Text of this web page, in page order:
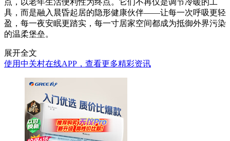
点，以老年生活便利性为终点。它们不再仅是调节冷暖的工
具，而是融入晨昏起居的隐形健康伙伴——让每一次呼吸更轻
盈，每一夜安眠更踏实，每一寸居家空间都成为抵御外界污染
的温柔堡垒。
展开全文
使用中关村在线APP，查看更多精彩资讯